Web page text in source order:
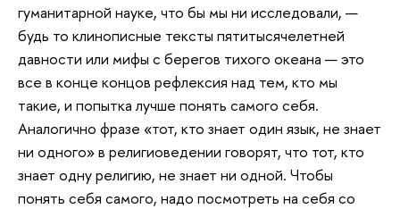
гуманитарной науке, что бы мы ни исследовали, —
будь то клинописные тексты пятитысячелетней
давности или мифы с берегов тихого океана — это
все в конце концов рефлексия над тем, кто мы
такие, и попытка лучше понять самого себя.
Аналогично фразе «тот, кто знает один язык, не знает
ни одного» в религиоведении говорят, что тот, кто
знает одну религию, не знает ни одной. Чтобы
понять себя самого, надо посмотреть на себя со